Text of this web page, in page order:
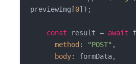
previewImg[0]);
const result = await
method : "POST" ,
body: formData,